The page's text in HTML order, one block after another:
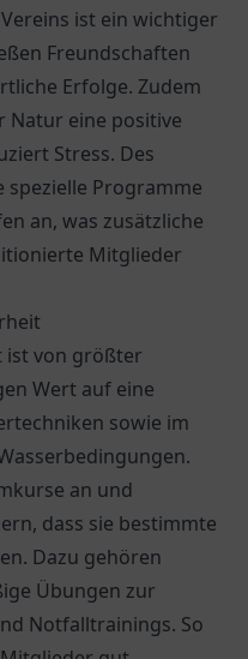
ist ein wichtiger
Freundschaften
Erfolge. Zudem
Natur eine positive
Stress. Des
spezielle Programme
an, was zusätzliche
Mitglieder
ist von größter
Wert auf eine
sowie im
an und
dass sie bestimmte
Dazu gehören
Übungen zur
Notfalltrainings. So